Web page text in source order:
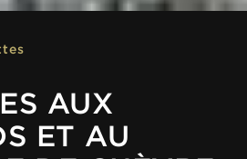
AUX
ET AU